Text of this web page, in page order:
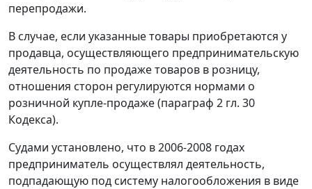
перепродажи.
В случае, если указанные товары приобретаются у
продавца, осуществляющего предпринимательскую
деятельность по продаже товаров в розницу,
отношения сторон регулируются нормами о
розничной купле-продаже (параграф 2 гл. 30
Кодекса).
Судами установлено, что в 2006-2008 годах
предприниматель осуществлял деятельность,
подпадающую под систему налогообложения в виде